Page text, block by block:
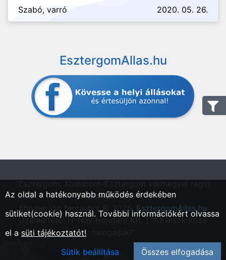
Szabó, varró 2020. 05. 26.
EsztergomAllas.hu
állásportálja"
Minden jog fentartva © 2026. EsztergomAllas.hu
Üzemeltető: IT-Nav Hungary Kft. | "Az elsők közé
Az oldal a hatékonyabb működés érdekében
sütiket(cookie) használ. További információkért olvassa
el a süti tájékoztatót!
Sütik beállítása
Összes elfogadása